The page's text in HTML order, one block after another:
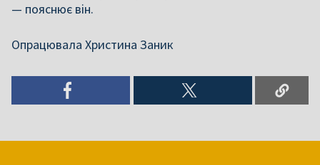
— пояснює він.
Опрацювала Христина Заник